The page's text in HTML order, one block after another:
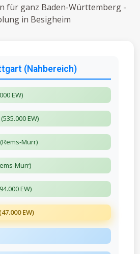
für ganz Baden-Württemberg -
in Besigheim
(Nahbereich)
EW)
EW)
Murr)
Murr)
EW)
EW)